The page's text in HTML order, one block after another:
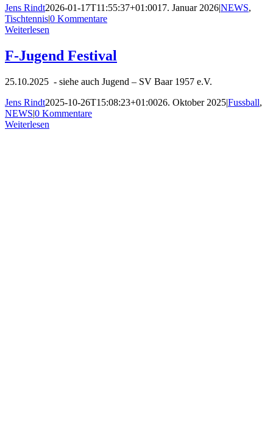
Jens Rindt2026-01-17T11:55:37+01:0017. Januar 2026|NEWS,
Tischtennis|0 Kommentare
Weiterlesen
F-Jugend Festival
25.10.2025 - siehe auch Jugend – SV Baar 1957 e.V.
Jens Rindt2025-10-26T15:08:23+01:0026. Oktober 2025|Fussball,
NEWS|0 Kommentare
Weiterlesen